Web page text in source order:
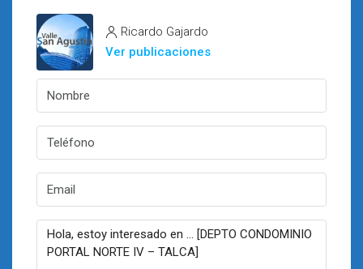
Ricardo Gajardo
Ver publicaciones